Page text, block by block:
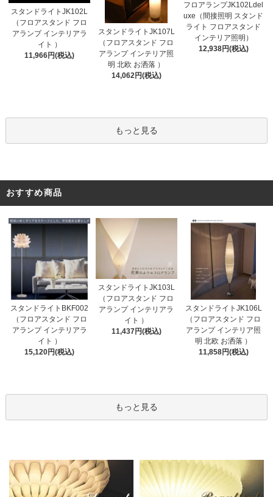
スタンドライトJK102L
（フロアスタンド フロ
アランプ インテリアラ
イト ）
11,966円(税込)
スタンドライトJK107L
（フロアスタンド フロ
アランプ インテリア照
明 北欧 お洒落 ）
14,062円(税込)
フロアランプJK102Ldel
uxe（間接照明 スタンド
ライト フロアスタンド
インテリア照明）
12,938円(税込)
もっと見る
おすすめ商品
スタンドライトBKF002
（フロアスタンド フロ
アランプ インテリアラ
イト ）
15,120円(税込)
スタンドライトJK103L
（フロアスタンド フロ
アランプ インテリアラ
イト ）
11,437円(税込)
スタンドライトJK106L
（フロアスタンド フロ
アランプ インテリア照
明 北欧 お洒落 ）
11,858円(税込)
もっと見る